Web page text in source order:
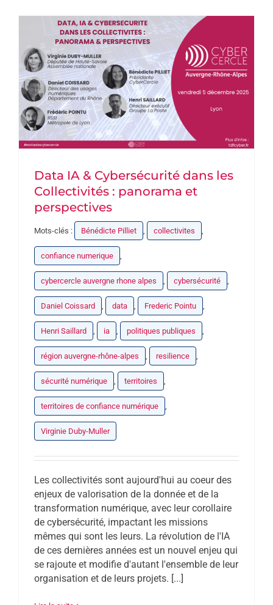
DEVENEZ PARTENAIRE
CONTACT
Data IA & Cybersécurité dans les
Collectivités : panorama et
perspectives
Mots-clés : Bénédicte Pilliet , collectivites ,
confiance numerique ,
cybercercle auvergne rhone alpes , cybersécurité ,
Daniel Coissard , data , Frederic Pointu ,
Henri Saillard , ia , politiques publiques ,
région auvergne-rhône-alpes , resilience ,
sécurité numérique , territoires ,
territoires de confiance numérique ,
Virginie Duby-Muller
Les collectivités sont aujourd'hui au coeur des
enjeux de valorisation de la donnée et de la
transformation numérique, avec leur corollaire
de cybersécurité, impactant les missions
mêmes qui sont les leurs. La révolution de l'IA
de ces dernières années est un nouvel enjeu qui
se rajoute et modifie d'autant l'ensemble de leur
organisation et de leurs projets. [...]